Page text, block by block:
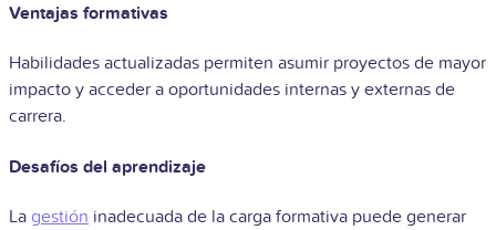
Ventajas formativas
Habilidades actualizadas permiten asumir proyectos de mayor
impacto y acceder a oportunidades internas y externas de
carrera.
Desafíos del aprendizaje
La gestión inadecuada de la carga formativa puede generar